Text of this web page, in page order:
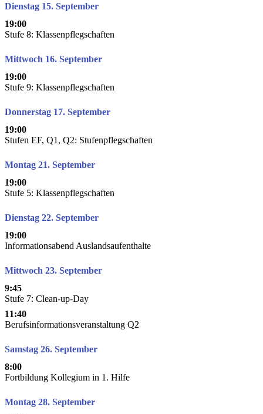
Dienstag 15. September
19:00
Stufe 8: Klassenpflegschaften
Mittwoch 16. September
19:00
Stufe 9: Klassenpflegschaften
Donnerstag 17. September
19:00
Stufen EF, Q1, Q2: Stufenpflegschaften
Montag 21. September
19:00
Stufe 5: Klassenpflegschaften
Dienstag 22. September
19:00
Informationsabend Auslandsaufenthalte
Mittwoch 23. September
9:45
Stufe 7: Clean-up-Day
11:40
Berufsinformationsveranstaltung Q2
Samstag 26. September
8:00
Fortbildung Kollegium in 1. Hilfe
Montag 28. September